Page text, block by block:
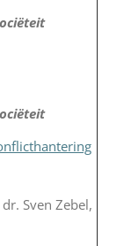
Sven Zebel,